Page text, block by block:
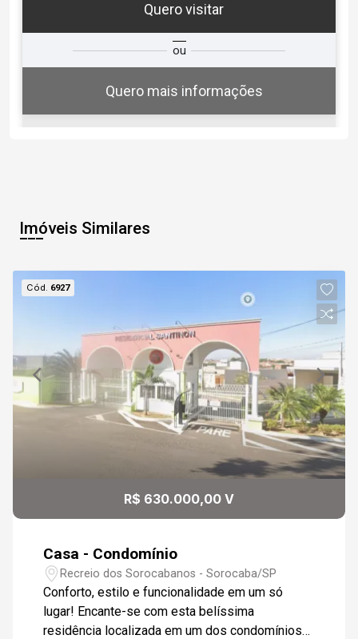
Quero visitar
ou
Quero mais informações
Qual o melhor dia e horário para
você?
08
Aug/Sat
09
Aug/Sun
10
Aug/Mon
07:30
08:00
08:30
09:00
09:30
Continuar
Imóveis Similares
Cód. 6927
R$ 630.000,00 V
Casa - Condomínio
Recreio dos Sorocabanos - Sorocaba/SP
Conforto, estilo e funcionalidade em um só
lugar! Encante-se com esta belíssima
residência localizada em um dos condomínios